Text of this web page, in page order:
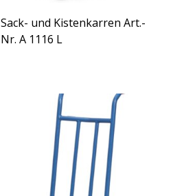
Sack- und Kistenkarren Art.-
Nr. A 1116 L